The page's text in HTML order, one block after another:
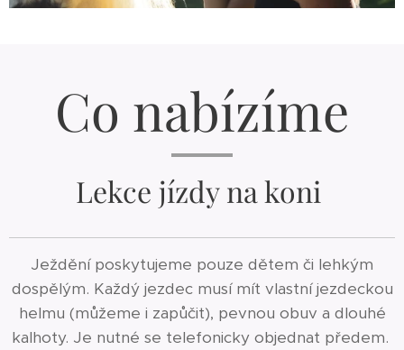
Co nabízíme
Lekce jízdy na koni
Ježdění poskytujeme pouze dětem či lehkým
dospělým. Každý jezdec musí mít vlastní jezdeckou
helmu (můžeme i zapůčit), pevnou obuv a dlouhé
kalhoty. Je nutné se telefonicky objednat předem.